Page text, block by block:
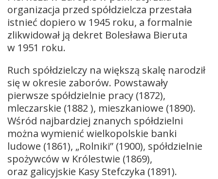
organizacja przed spółdzielcza przestała
istnieć dopiero w 1945 roku, a formalnie
zlikwidował ją dekret Bolesława Bieruta
w 1951 roku.
Ruch spółdzielczy na większą skalę narodził
się w okresie zaborów. Powstawały
pierwsze spółdzielnie pracy (1872),
mleczarskie (1882 ), mieszkaniowe (1890).
Wśród najbardziej znanych spółdzielni
można wymienić wielkopolskie banki
ludowe (1861), „Rolniki” (1900), spółdzielnie
spożywców w Królestwie (1869),
oraz galicyjskie Kasy Stefczyka (1891).